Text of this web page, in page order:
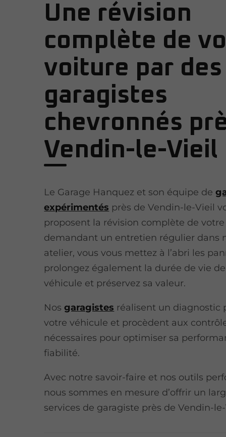
Une révision
complète de
voiture par des
garagistes
chevronnés
Vendin-le-Vieil
Le Garage Hanquez et son équipe de
expérimentés près de Vendin-le-Vieil
proposent la révision complète de
demandant un entretien régulier dans
atelier, vous vous mettez à l’abri les
prolongez également la durée de vie
véhicule et préservez sa valeur.
Nosgaragistes réalisent un diagnostic
votre véhicule et procèdent aux
nécessaires pour optimiser sa
fiabilité.
Avec notre savoir-faire et nos outils
nous sommes en mesure d’offrir un
services de garagiste près de Vendin-